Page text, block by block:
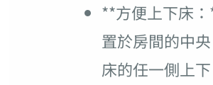
**方便上下床
置於房間的中
床的任一側上